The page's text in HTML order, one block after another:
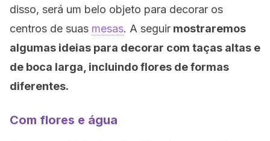
disso, será um belo objeto para decorar os
centros de suas mesas. A seguir mostraremos
algumas ideias para decorar com taças altas e
de boca larga, incluindo flores de formas
diferentes.
Com flores e água